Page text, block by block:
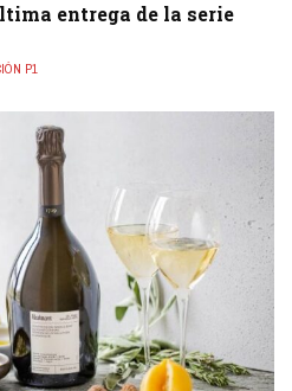
entrega de la serie
P1